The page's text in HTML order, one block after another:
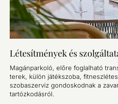
Létesítmények és
Magánparkoló, előre foglalható
terek, külön játékszoba,
szobaszerviz gondoskodnak a
tartózkodásról.